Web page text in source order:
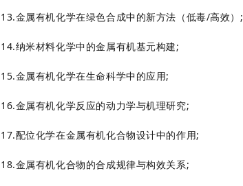
13.金属有机化学在绿色合成中的新方法（低毒/高效）;
14.纳米材料化学中的金属有机基元构建;
15.金属有机化学在生命科学中的应用;
16.金属有机化学反应的动力学与机理研究;
17.配位化学在金属有机化合物设计中的作用;
18.金属有机化合物的合成规律与构效关系;